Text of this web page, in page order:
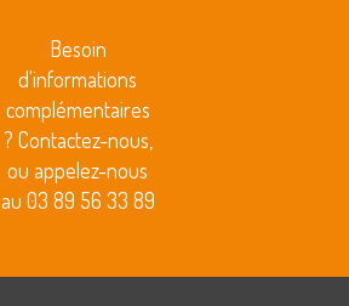
Besoin
d'informations
complémentaires
? Contactez-nous,
ou appelez-nous
au 03 89 56 33 89